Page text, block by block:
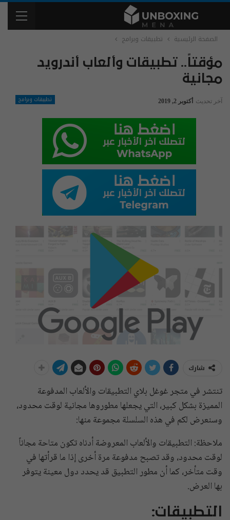
الصفحة الرئيسية تطبيقات وبرامج
مؤقتاً.. تطبيقات وألعاب أندرويد
مجانية
تطبيقات وبرامج آخر تحديث أكتوبر 2, 2019
شارك
تنتشر في متجر غوغل بلاي التطبيقات والألعاب المدفوعة
المميزة بشكل كبير، التي يجعلها مطوروها مجانية لوقت محدود،
وسنعرض لكم في هذه السلسلة مجموعة منها:
ملاحظة: التطبيقات والألعاب المعروضة أدناه تكون متاحة مجاناً
لوقت محدود، وقد تصبح مدفوعة مرة أخرى إذا ما قرأتها في
وقت متأخر، كما أن مطور التطبيق قد يحدد دول معينة يتوفر
بها العرض.
التطبيقات: